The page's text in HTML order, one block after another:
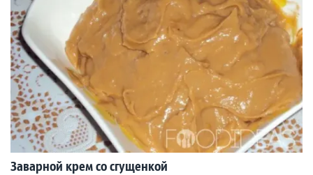
Заварной крем со сгущенкой